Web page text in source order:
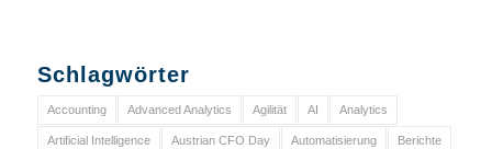
Schlagwörter
Accounting Advanced Analytics Agilität AI Analytics
Artificial Intelligence Austrian CFO Day Automatisierung Berichte